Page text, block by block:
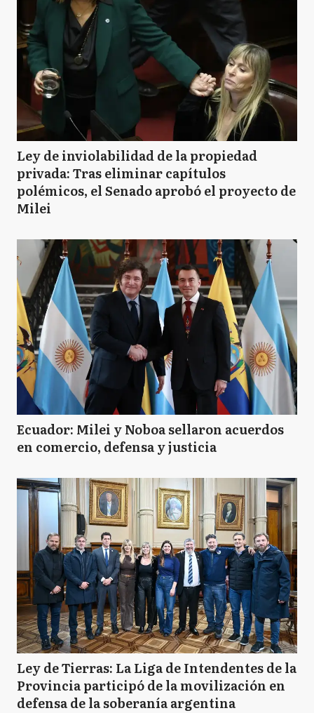
Ley de inviolabilidad de la propiedad
privada: Tras eliminar capítulos
polémicos, el Senado aprobó el proyecto de
Milei
Ecuador: Milei y Noboa sellaron acuerdos
en comercio, defensa y justicia
Ley de Tierras: La Liga de Intendentes de la
Provincia participó de la movilización en
defensa de la soberanía argentina